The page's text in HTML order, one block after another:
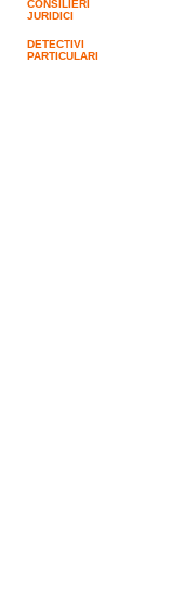
CONSILIERI
JURIDICI
DETECTIVI
PARTICULARI